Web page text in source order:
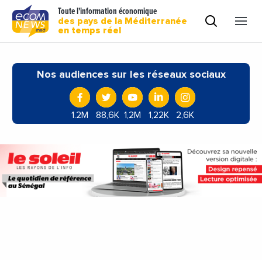
Toute l'information économique
des pays de la Méditerranée
en temps réel
Nos audiences sur les réseaux sociaux
1.2M 88,6K 1,2M 1,22K 2,6K